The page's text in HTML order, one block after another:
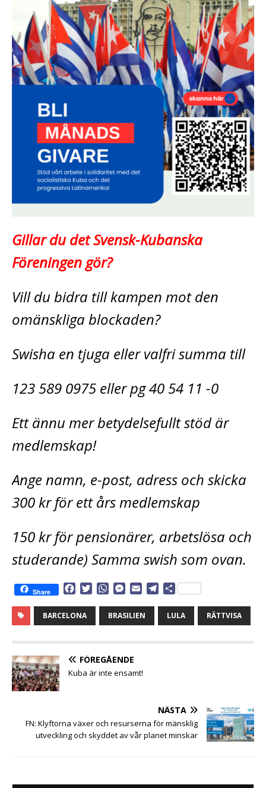
Gillar du det Svensk-Kubanska
Föreningen gör?
Vill du bidra till kampen mot den
omänskliga blockaden?
Swisha en tjuga eller valfri summa till
123 589 0975 eller pg 40 54 11 -0
Ett ännu mer betydelsefullt stöd är
medlemskap!
Ange namn, e-post, adress och skicka
300 kr för ett års medlemskap
150 kr för pensionärer, arbetslösa och
studerande) Samma swish som ovan.
Share
c
e
o
k
t
r
W
a
t
p
p
M
s
s
g
e
a
i
e
D
l
a
BARCELONA BRASILIEN LULA RÄTTVISA
FÖREGÅENDE
Kuba är inte ensamt!
NÄSTA
FN: Klyftorna växer och resurserna för mänsklig
utveckling och skyddet av vår planet minskar